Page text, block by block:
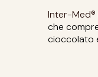
Inter-Med®
che
cioccolato